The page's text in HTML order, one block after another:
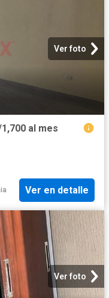
Ver foto
al mes
Ver en detalle
Ver foto